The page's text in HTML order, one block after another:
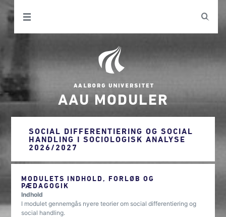
AAU MODULER
SOCIAL DIFFERENTIERING OG SOCIAL
HANDLING I SOCIOLOGISK ANALYSE
2026/2027
MODULETS INDHOLD, FORLØB OG
PÆDAGOGIK
Indhold
I modulet gennemgås nyere teorier om social differentiering og
social handling.